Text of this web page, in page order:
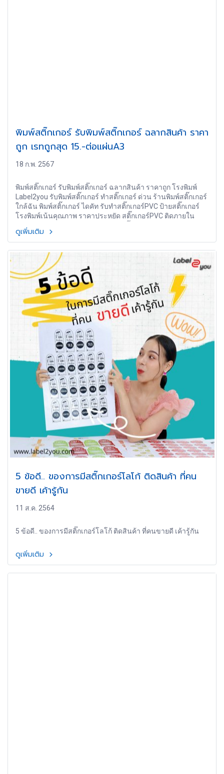
พิมพ์สติ๊กเกอร์ รับพิมพ์สติ๊กเกอร์ ฉลากสินค้า ราคา
ถูก เรทถูกสุด 15.-ต่อแผ่นA3
18 ก.พ. 2567
พิมพ์สติ๊กเกอร์ รับพิมพ์สติ๊กเกอร์ ฉลากสินค้า ราคาถูก โรงพิมพ์
Label2you รับพิมพ์สติ๊กเกอร์ ทำสติ๊กเกอร์ ด่วน ร้านพิมพ์สติ๊กเกอร์
ใกล้ฉัน พิมพ์สติ๊กเกอร์ ไดคัท รับทำสติ๊กเกอร์PVC ป้ายสติ๊กเกอร์
โรงพิมพ์เน้นคุณภาพ ราคาประหยัด สติ๊กเกอร์PVC ติดภายใน
ออกแบบฉลากสินค้า ครบวงจร บริการจัดส่งทั่วโลก
ดูเพิ่มเติม
5 ข้อดี.. ของการมีสติ๊กเกอร์โลโก้ ติดสินค้า ที่คน
ขายดี เค้ารู้กัน
11 ส.ค. 2564
5 ข้อดี.. ของการมีสติ๊กเกอร์โลโก้ ติดสินค้า ที่คนขายดี เค้ารู้กัน
ดูเพิ่มเติม